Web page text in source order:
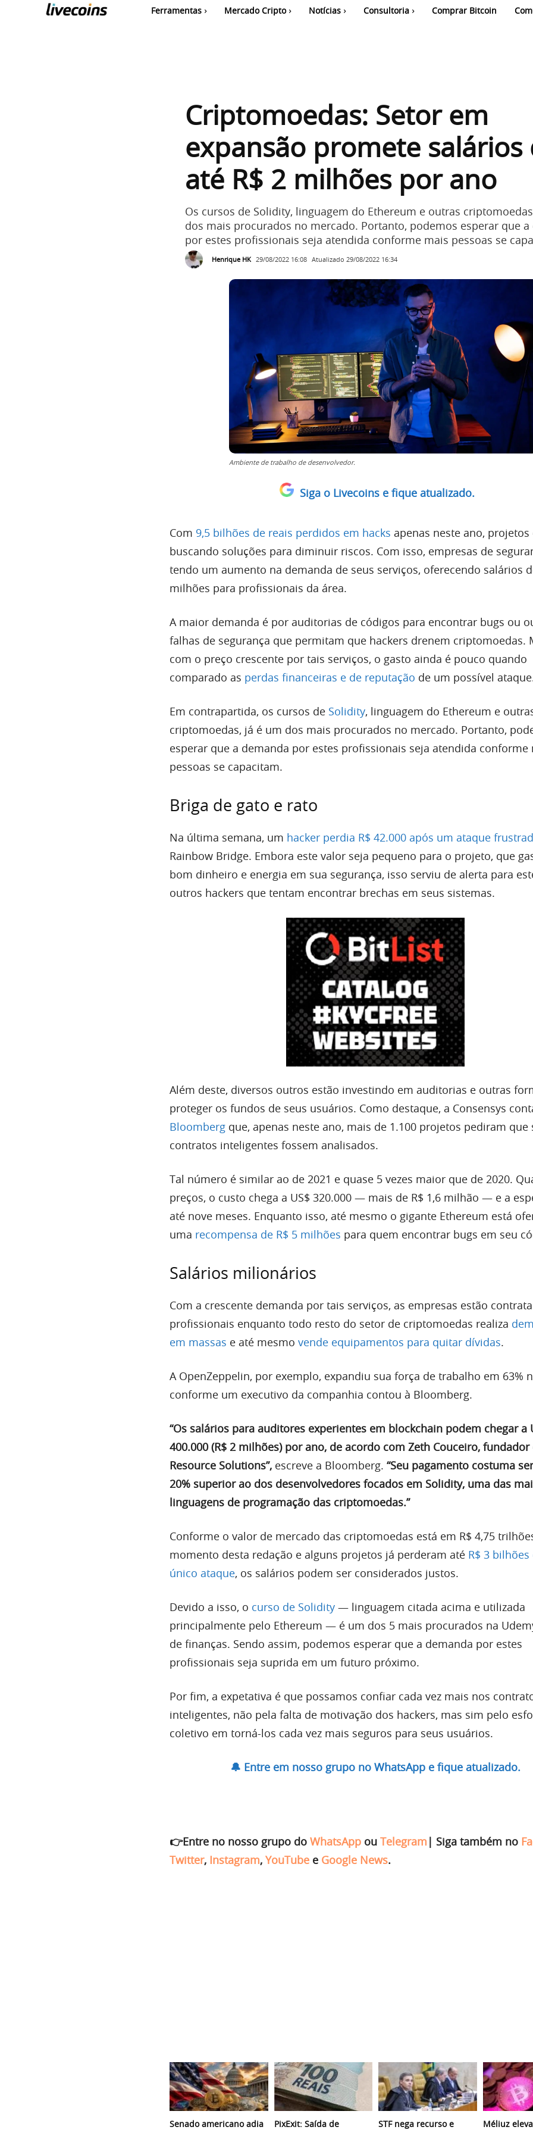
Ferramentas Mercado Cripto Notícias Consultoria Comprar Bitcoin
Criptomoedas: Setor em
expansão promete salários
até R$ 2 milhões por ano
Os cursos de Solidity, linguagem do Ethereum e outras
dos mais procurados no mercado. Portanto, podemos esperar que a
por estes profissionais seja atendida conforme mais pessoas se
Henrique HK 29/08/2022 16:08 Atualizado 29/08/2022 16:34
Ambiente de trabalho de desenvolvedor.
Siga o Livecoins e fique atualizado.
Com 9,5 bilhões de reais perdidos em hacks apenas neste ano, projetos
buscando soluções para diminuir riscos. Com isso, empresas de
tendo um aumento na demanda de seus serviços, oferecendo salários
milhões para profissionais da área.
A maior demanda é por auditorias de códigos para encontrar bugs ou
falhas de segurança que permitam que hackers drenem criptomoedas.
com o preço crescente por tais serviços, o gasto ainda é pouco quando
comparado as perdas financeiras e de reputação de um possível
Em contrapartida, os cursos de Solidity, linguagem do Ethereum e
criptomoedas, já é um dos mais procurados no mercado. Portanto,
esperar que a demanda por estes profissionais seja atendida conforme
pessoas se capacitam.
Briga de gato e rato
Na última semana, um hacker perdia R$ 42.000 após um ataque
Rainbow Bridge. Embora este valor seja pequeno para o projeto, que
bom dinheiro e energia em sua segurança, isso serviu de alerta para
outros hackers que tentam encontrar brechas em seus sistemas.
Além deste, diversos outros estão investindo em auditorias e outras
proteger os fundos de seus usuários. Como destaque, a Consensys
Bloomberg que, apenas neste ano, mais de 1.100 projetos pediram que
contratos inteligentes fossem analisados.
Tal número é similar ao de 2021 e quase 5 vezes maior que de 2020.
preços, o custo chega a US$ 320.000 — mais de R$ 1,6 milhão — e a
até nove meses. Enquanto isso, até mesmo o gigante Ethereum está
uma recompensa de R$ 5 milhões para quem encontrar bugs em seu
Salários milionários
Com a crescente demanda por tais serviços, as empresas estão
profissionais enquanto todo resto do setor de criptomoedas realiza
em massas e até mesmo vende equipamentos para quitar dívidas.
A OpenZeppelin, por exemplo, expandiu sua força de trabalho em 63%
conforme um executivo da companhia contou à Bloomberg.
“Os salários para auditores experientes em blockchain podem chegar a
400.000 (R$ 2 milhões) por ano, de acordo com Zeth Couceiro, fundador
Resource Solutions”, escreve a Bloomberg. “Seu pagamento costuma
20% superior ao dos desenvolvedores focados em Solidity, uma das
linguagens de programação das criptomoedas.”
Conforme o valor de mercado das criptomoedas está em R$ 4,75
momento desta redação e alguns projetos já perderam até R$ 3
único ataque, os salários podem ser considerados justos.
Devido a isso, o curso de Solidity — linguagem citada acima e utilizada
principalmente pelo Ethereum — é um dos 5 mais procurados na
de finanças. Sendo assim, podemos esperar que a demanda por estes
profissionais seja suprida em um futuro próximo.
Por fim, a expetativa é que possamos confiar cada vez mais nos
inteligentes, não pela falta de motivação dos hackers, mas sim pelo
coletivo em torná-los cada vez mais seguros para seus usuários.
🔔 Entre em nosso grupo no WhatsApp e fique atualizado.
👉Entre no nosso grupo do WhatsApp ou Telegram | Siga também no
Twitter, Instagram, YouTube e Google News.
Senado americano adia PixExit: Saída de STF nega recurso e Méliuz